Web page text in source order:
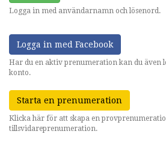
Logga in med användarnamn och lösenord.
Logga in med Facebook
Har du en aktiv prenumeration kan du även
konto.
Starta en prenumeration
Klicka här för att skapa en
tillsvidareprenumeration.